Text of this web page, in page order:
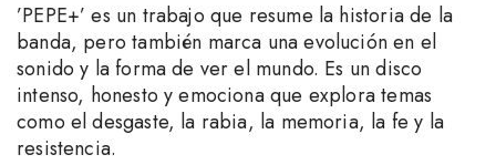
’PEPE+’ es un trabajo que resume la historia de la
banda, pero también marca una evolución en el
sonido y la forma de ver el mundo. Es un disco
intenso, honesto y emociona que explora temas
como el desgaste, la rabia, la memoria, la fe y la
resistencia.